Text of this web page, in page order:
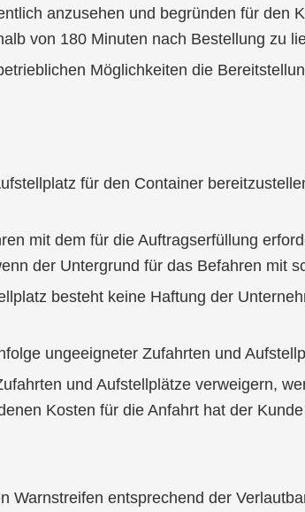
anzusehen und begründen für den
von 180 Minuten nach Bestellung zu
Möglichkeiten die
für den Container
mit dem für die Auftragserfüllung
der Untergrund für das Befahren mit
besteht keine Haftung der
ungeeigneter Zufahrten und
und Aufstellplätze verweigern,
Kosten für die Anfahrt hat der
Warnstreifen entsprechend der